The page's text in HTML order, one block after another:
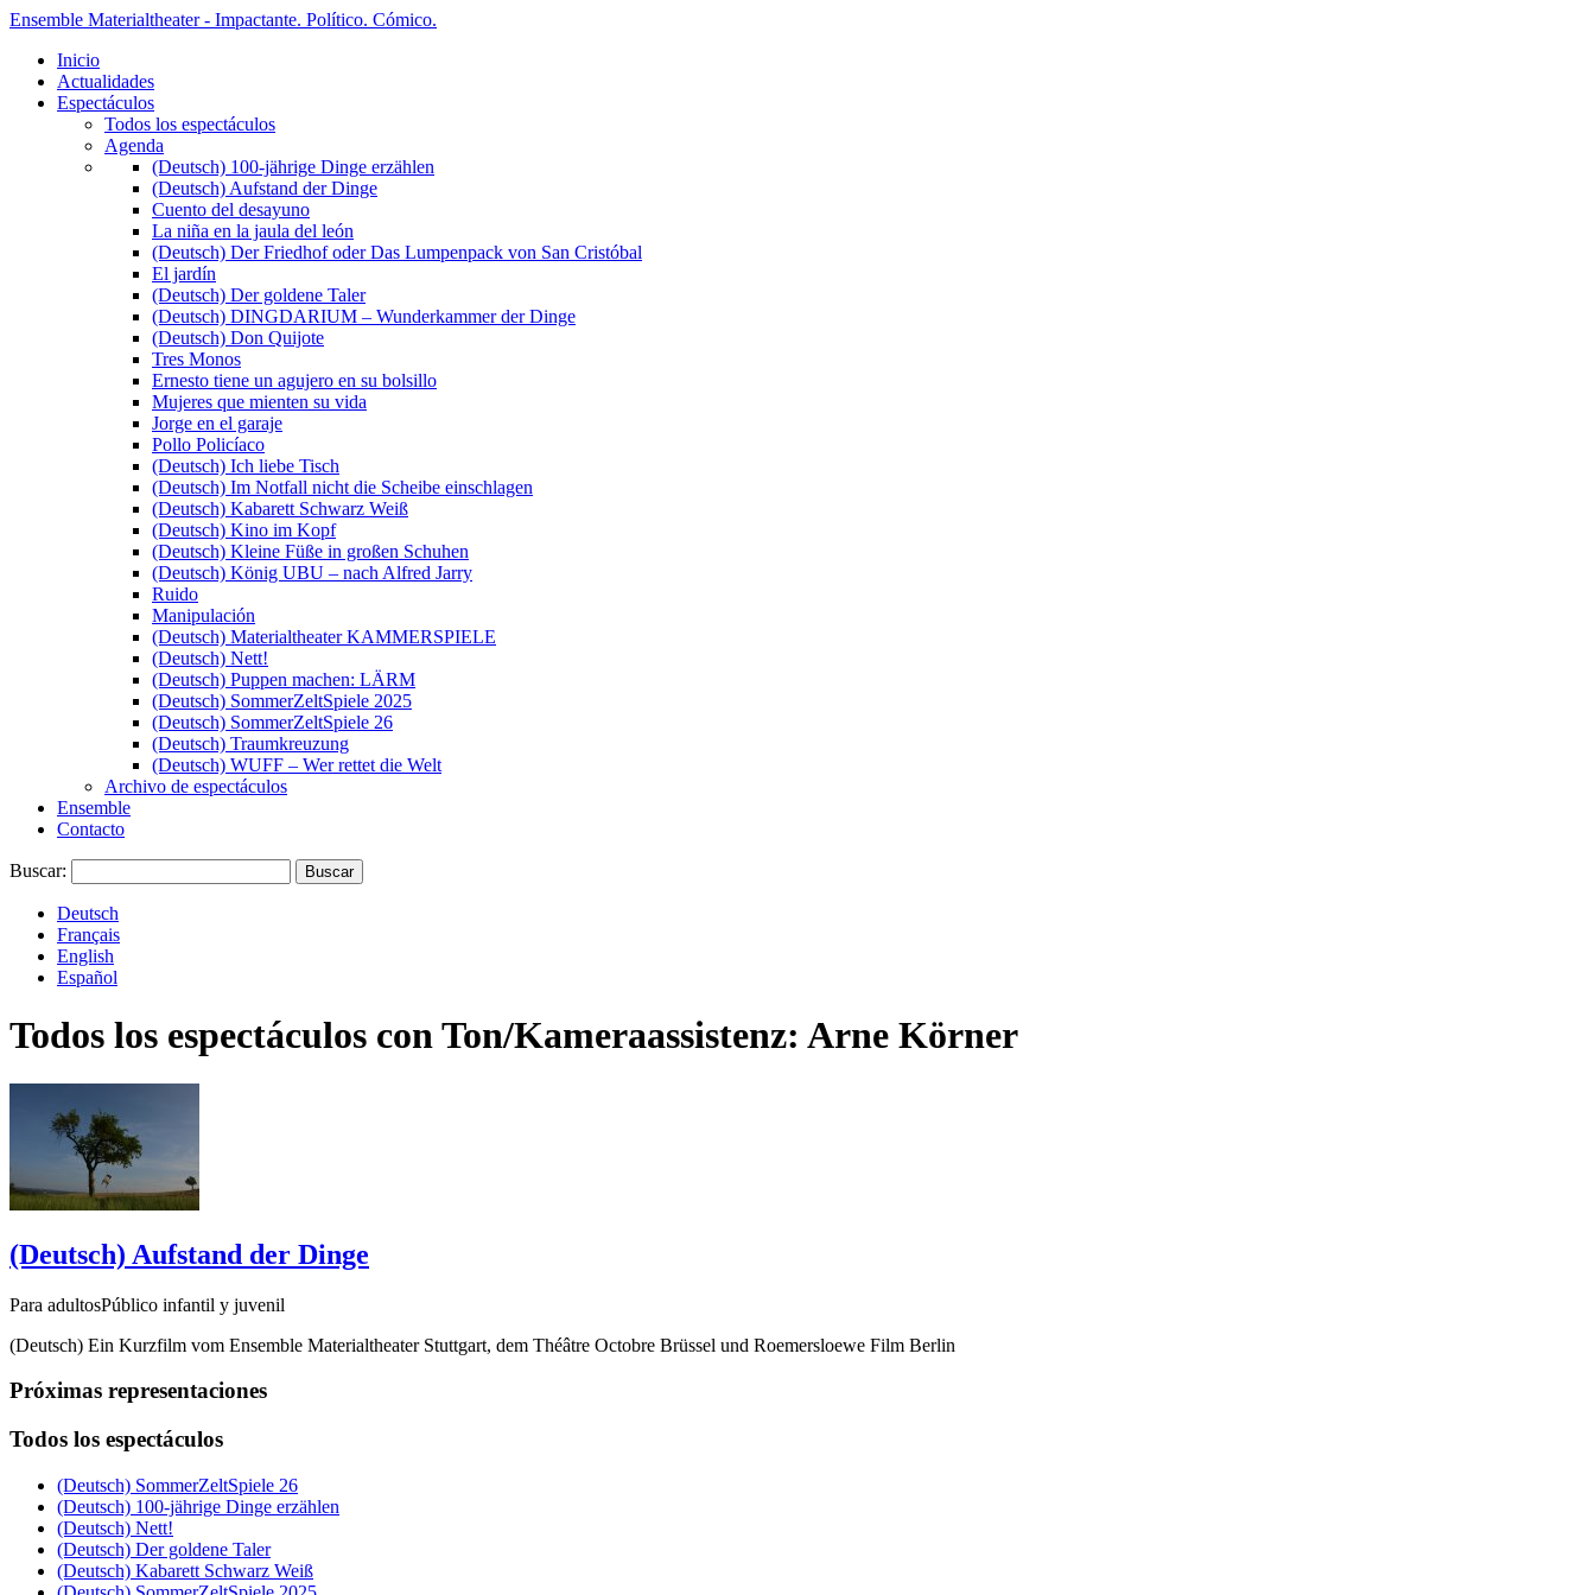
Ensemble Materialtheater - Impactante. Político. Cómico.
Inicio
Actualidades
Espectáculos
Todos los espectáculos
Agenda
(Deutsch) 100-jährige Dinge erzählen
(Deutsch) Aufstand der Dinge
Cuento del desayuno
La niña en la jaula del león
(Deutsch) Der Friedhof oder Das Lumpenpack von San Cristóbal
El jardín
(Deutsch) Der goldene Taler
(Deutsch) DINGDARIUM – Wunderkammer der Dinge
(Deutsch) Don Quijote
Tres Monos
Ernesto tiene un agujero en su bolsillo
Mujeres que mienten su vida
Jorge en el garaje
Pollo Policíaco
(Deutsch) Ich liebe Tisch
(Deutsch) Im Notfall nicht die Scheibe einschlagen
(Deutsch) Kabarett Schwarz Weiß
(Deutsch) Kino im Kopf
(Deutsch) Kleine Füße in großen Schuhen
(Deutsch) König UBU – nach Alfred Jarry
Ruido
Manipulación
(Deutsch) Materialtheater KAMMERSPIELE
(Deutsch) Nett!
(Deutsch) Puppen machen: LÄRM
(Deutsch) SommerZeltSpiele 2025
(Deutsch) SommerZeltSpiele 26
(Deutsch) Traumkreuzung
(Deutsch) WUFF – Wer rettet die Welt
Archivo de espectáculos
Ensemble
Contacto
Buscar:
Deutsch
Français
English
Español
Todos los espectáculos conTon/Kameraassistenz: Arne Körner
(Deutsch) Aufstand der Dinge
Para adultosPúblico infantil y juvenil
(Deutsch) Ein Kurzfilm vom Ensemble Materialtheater Stuttgart, dem Théâtre Octobre Brüssel und Roemersloewe Film Berlin
Próximas representaciones
Todos los espectáculos
(Deutsch) SommerZeltSpiele 26
(Deutsch) 100-jährige Dinge erzählen
(Deutsch) Nett!
(Deutsch) Der goldene Taler
(Deutsch) Kabarett Schwarz Weiß